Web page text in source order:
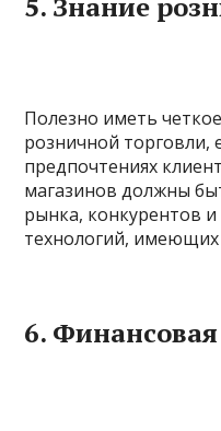
Полезно иметь
розничной торговли,
предпочтениях
магазинов должны
рынка, конкурентов
технологий,
6.